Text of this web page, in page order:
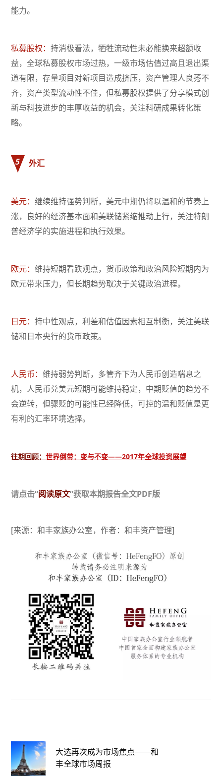
能力。
私募股权：持消极看法，牺牲流动性未必能换来超额收
益，全球私募股权市场过热，一级市场估值过高且退出渠
道有限，存量项目对新项目造成挤压，资产管理人良莠不
齐，资产类型流动性不佳，但私募股权提供了分享模式创
新与科技进步的丰厚收益的机会，关注科研成果转化策
略。
5 外汇
美元：继续维持强势判断，美元中期仍将以温和的节奏上
涨，良好的经济基本面和美联储紧缩推动上行，关注特朗
普经济学的实施进程和执行效果。
欧元：维持短期看跌观点，货币政策和政治风险短期内为
欧元带来压力，但长期趋势取决于关键政治进程。
日元：持中性观点，利差和估值因素相互制衡，关注美联
储和日本央行的货币政策。
人民币：维持弱势判断，多管齐下为人民币创造喘息之
机，人民币兑美元短期可能维持稳定，中期贬值的趋势不
会逆转，但骤贬的可能性已经降低，可控的温和贬值是更
有利的汇率环境选择。
往期回顾：世界倒带：变与不变——2017年全球投资展望
请点击“阅读原文”获取本期报告全文PDF版
[来源：和丰家族办公室，作者：和丰资产管理]
大选再次成为市场焦点——和
丰全球市场周报